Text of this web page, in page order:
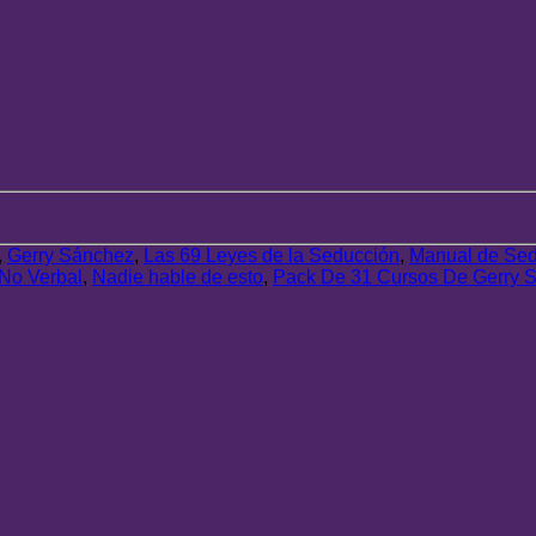
, Gerry Sánchez, Las 69 Leyes de la Seducción, Manual de
Verbal , Nadie hable de esto, Pack De 31 Cursos De Gerry